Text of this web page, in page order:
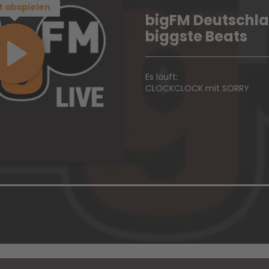
abspielen
bigFM
biggste Beats
Es läuft:
CLOCKCLOCK mit SORRY